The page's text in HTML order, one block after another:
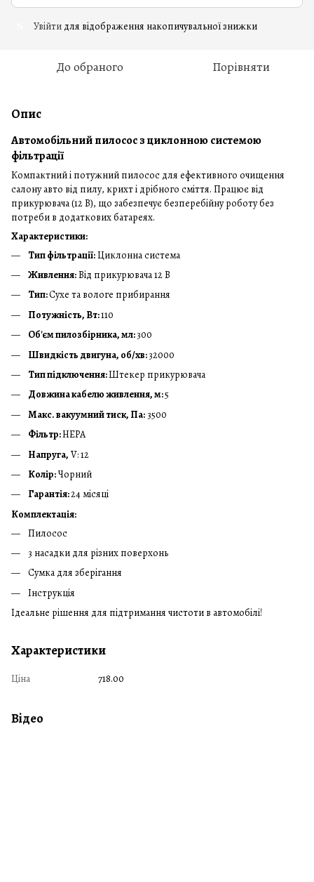
Увійти для відображення накопичувальної знижки
До обраного Порівняти
Опис
Автомобільний пилосос з циклонною системою
фільтрації
Компактний і потужний пилосос для ефективного очищення
салону авто від пилу, крихт і дрібного сміття. Працює від
прикурювача (12 В), що забезпечує безперебійну роботу без
потреби в додаткових батареях.
Характеристики:
Тип фільтрації:Циклонна система
Живлення:Від прикурювача 12 В
Тип:Сухе та вологе прибирання
Потужність, Вт:110
Об'єм пилозбірника, мл:300
Швидкість двигуна, об/хв:32000
Тип підключення:Штекер прикурювача
Довжина кабелю живлення, м:5
Макс. вакуумний тиск, Па: 3500
Фільтр:НЕРА
Напруга, V: 12
Колір:Чорний
Гарантія:24 місяці
Комплектація:
Пилосос
3 насадки для різних поверхонь
Сумка для зберігання
Інструкція
Ідеальне рішення для підтримання чистоти в автомобілі!
Характеристики
Ціна 718.00
Відео